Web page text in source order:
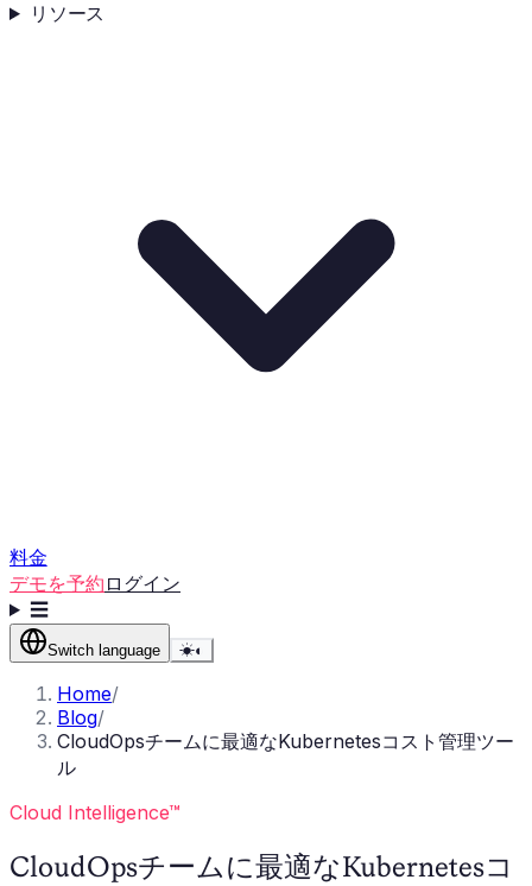
リソース
料金
デモを予約 ログイン
☰
Switch language ☀◐
Home/
Blog/
CloudOpsチームに最適なKubernetesコスト管理ツー
ル
Cloud Intelligence™
CloudOpsチームに最適なKubernetesコ